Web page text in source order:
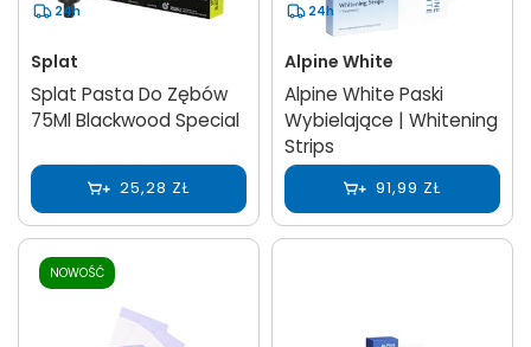
24h
Splat
Splat Pasta Do Zębów
75Ml Blackwood Special
25,28 ZŁ
24h
Alpine White
Alpine White Paski
Wybielające | Whitening
Strips
91,99 ZŁ
NOWOŚĆ